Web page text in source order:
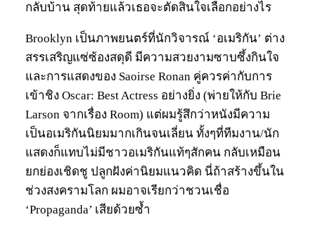
กลับบ้าน สุดท้ายแล้วเธอจะตัดสินใจเลือกอย่างไร
Brooklyn เป็นภาพยนตร์ที่นักวิจารณ์ ‘อเมริกัน’ ต่าง
สรรเสริญแซ่ซ้องสดุดี มีความสวยงามซาบซึ้งกินใจ
และการแสดงของ Saoirse Ronan คู่ควรค่ากับการ
เข้าชิง Oscar: Best Actress อย่างยิ่ง (พ่ายให้กับ Brie
Larson จากเรื่อง Room) แต่ผมรู้สึกว่าหนังมีความ
เป็นอเมริกันนิยมมากเกินจนเลี่ยน ทั้งๆที่ทีมงาน/นัก
แสดงก็แทบไม่มีชาวอเมริกันแท้ๆสักคน กลับเหมือน
ยกย่องเชิดชู ปลูกฝังค่านิยมแนวคิด นี่ถ้าสร้างขึ้นใน
ช่วงสงครามโลก ผมอาจเรียกว่าชวนเชื่อ
‘Propaganda’ เสียด้วยซ้ำ